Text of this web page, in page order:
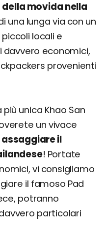
movida nella
una lunga via con un
locali e
davvero economici,
provenienti
unica Khao San
un vivace
assaggiare il
! Portate
vi consigliamo
il famoso Pad
potranno
particolari